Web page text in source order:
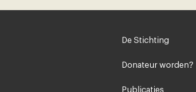
Voet
De Stichting
Donateur worden?
Publicaties